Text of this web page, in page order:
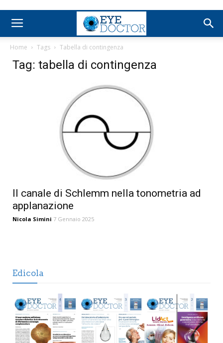
Home Tags Tabella di contingenza
Tag: tabella di contingenza
Il canale di Schlemm nella tonometria ad
applanazione
Nicola Simini 7 Gennaio 2025
Edicola